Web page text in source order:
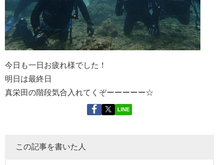
今日も一日お疲れ様でした！
明日は最終日
真栄田の階段気合入れてくぞーーーーー☆
LINE
この記事を書いた人